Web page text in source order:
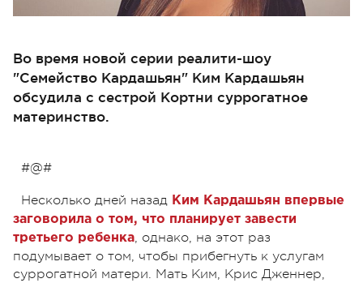
Во время новой серии реалити-шоу
"Семейство Кардашьян" Ким Кардашьян
обсудила с сестрой Кортни суррогатное
материнство.
#@#
Несколько дней назад Ким Кардашьян впервые
заговорила о том, что планирует завести
третьего ребенка, однако, на этот раз
подумывает о том, чтобы прибегнуть к услугам
суррогатной матери. Мать Ким, Крис Дженнер,